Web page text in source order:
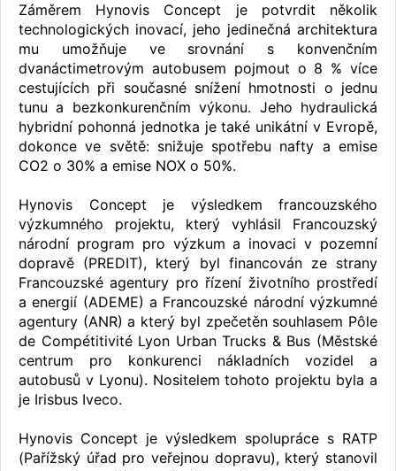
Záměrem Hynovis Concept je potvrdit několik
technologických inovací, jeho jedinečná architektura
mu umožňuje ve srovnání s konvenčním
dvanáctimetrovým autobusem pojmout o 8 % více
cestujících při současné snížení hmotnosti o jednu
tunu a bezkonkurenčním výkonu. Jeho hydraulická
hybridní pohonná jednotka je také unikátní v Evropě,
dokonce ve světě: snižuje spotřebu nafty a emise
CO2 o 30% a emise NOX o 50%.
Hynovis Concept je výsledkem francouzského
výzkumného projektu, který vyhlásil Francouzský
národní program pro výzkum a inovaci v pozemní
dopravě (PREDIT), který byl financován ze strany
Francouzské agentury pro řízení životního prostředí
a energií (ADEME) a Francouzské národní výzkumné
agentury (ANR) a který byl zpečetěn souhlasem Pôle
de Compétitivité Lyon Urban Trucks & Bus (Městské
centrum pro konkurenci nákladních vozidel a
autobusů v Lyonu). Nositelem tohoto projektu byla a
je Irisbus Iveco.
Hynovis Concept je výsledkem spolupráce s RATP
(Pařížský úřad pro veřejnou dopravu), který stanovil